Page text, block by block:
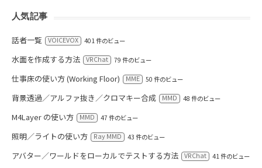
人気記事
話者一覧 VOICEVOX 401 件のビュー
水面を作成する方法 VRChat 79 件のビュー
仕事床の使い方 (Working Floor) MME 50 件のビュー
背景透過／アルファ抜き／クロマキー合成 MMD 48 件のビュー
M4Layer の使い方 MMD 47 件のビュー
照明／ライトの使い方 Ray MMD 43 件のビュー
アバター／ワールドをローカルでテストする方法 VRChat 41 件のビュー